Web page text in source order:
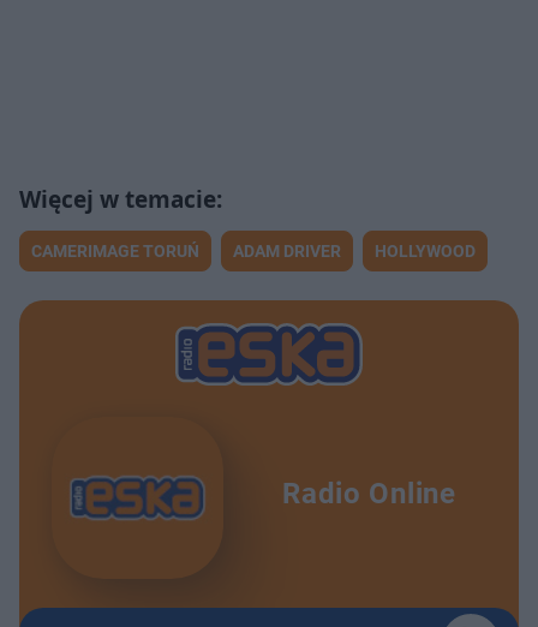
CAMERIMAGE TORUŃ ADAM DRIVER HOLLYWOOD
Radio Online